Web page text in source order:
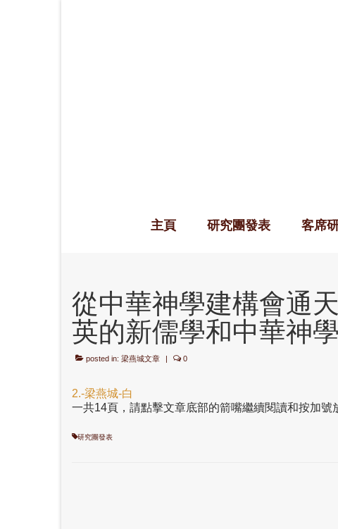
主頁 研究團發表 客席
從中華神學建構會通
英的新儒學和中華神
posted in: 梁燕城文章 | 0
2.-梁燕城-白
一共14頁，請點擊文章底部的箭嘴繼續閱讀和按加號
研究團發表